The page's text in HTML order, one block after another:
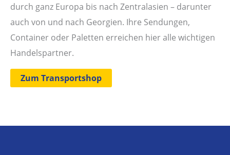
durch ganz Europa bis nach Zentralasien – darunter
auch von und nach Georgien. Ihre Sendungen,
Container oder Paletten erreichen hier alle wichtigen
Handelspartner.
Zum Transportshop